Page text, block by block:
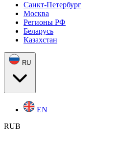
Санкт-Петербург
Москва
Регионы РФ
Беларусь
Казахстан
RU
EN
RUB